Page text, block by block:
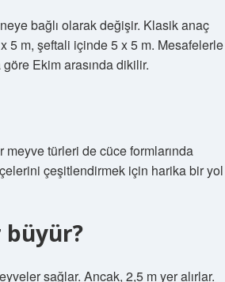
bağlı olarak değişir. Klasik anaç
5 m, şeftali içinde 5 x 5 m. Mesafelerle
Ekim arasında dikilir.
türleri de cüce formlarında
çeşitlendirmek için harika bir yol
büyür?
sağlar. Ancak, 2,5 m yer alırlar.